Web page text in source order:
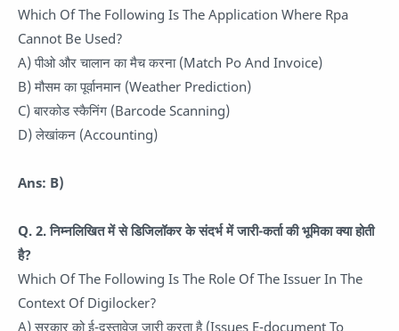
Which Of The Following Is The Application Where Rpa
Cannot Be Used?
A) पीओ और चालान का मैच करना (Match Po And Invoice)
B) मौसम का पूर्वानमान (Weather Prediction)
C) बारकोड स्कैनिंग (Barcode Scanning)
D) लेखांकन (Accounting)
Ans: B)
Q. 2.निम्नलिखित में से डिजिलॉकर के संदर्भ में जारी-कर्ता की भूमिका क्या होती
है?
Which Of The Following Is The Role Of The Issuer In The
Context Of Digilocker?
A) सरकार को ई-दस्तावेज जारी करता है (Issues E-document To